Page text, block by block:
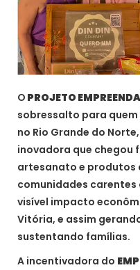
O PROJETO
sobressalto para
no Rio Grande do
inovadora que chegou
artesanato e produtos
comunidades carentes
visível impacto
Vitória, e assim
sustentando famílias.
A incentivadora do